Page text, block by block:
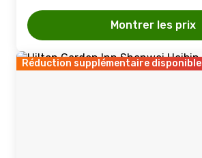
Montrer les prix
Réduction supplémentaire disponible